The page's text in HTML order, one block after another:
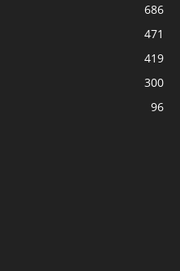
686
471
419
300
96